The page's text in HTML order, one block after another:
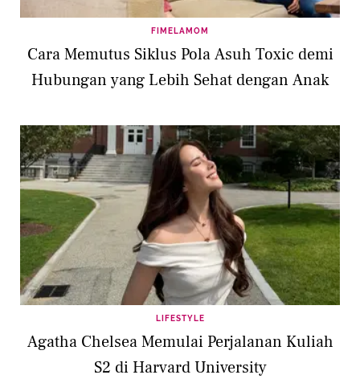
FIMELAMOM
Cara Memutus Siklus Pola Asuh Toxic demi
Hubungan yang Lebih Sehat dengan Anak
LIFESTYLE
Agatha Chelsea Memulai Perjalanan Kuliah
S2 di Harvard University